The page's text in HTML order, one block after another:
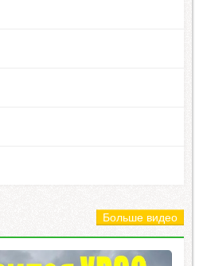
Больше видео